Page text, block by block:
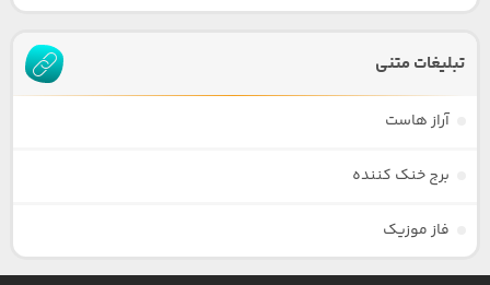
تبلیغات متنی
آراز هاست
برج خنک کننده
فاز موزیک